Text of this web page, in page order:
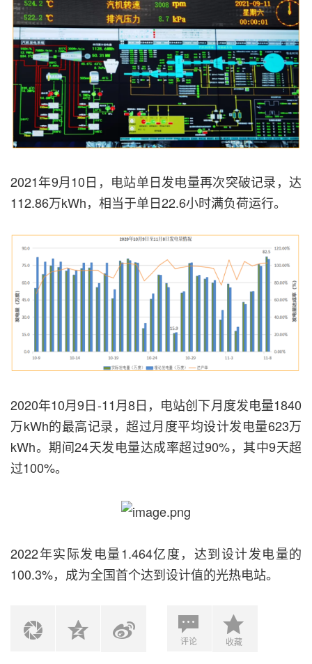
2021年9月10日，电站单日发电量再次突破记录，达
112.86万kWh，相当于单日22.6小时满负荷运行。
2020年10月9日-11月8日，电站创下月度发电量1840
万kWh的最高记录，超过月度平均设计发电量623万
kWh。期间24天发电量达成率超过90%，其中9天超
过100%。
2022年实际发电量1.464亿度，达到设计发电量的
100.3%，成为全国首个达到设计值的光热电站。
评论 收藏